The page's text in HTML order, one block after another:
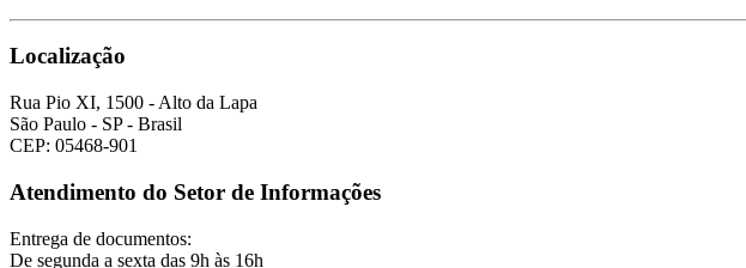
Localização
Rua Pio XI, 1500 - Alto da Lapa
São Paulo - SP - Brasil
CEP: 05468-901
Atendimento do Setor de Informações
Entrega de documentos:
De segunda a sexta das 9h às 16h